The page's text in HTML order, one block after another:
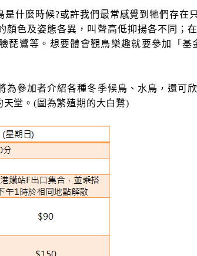
是什麼時候?或許我們最常感覺到牠們存在
顏色及姿態各異，叫聲高低抑揚各不同；
琵鷺等。想要體會觀鳥樂趣就要參加「
為參加者介紹各種冬季候鳥、水鳥，還可
堂。(圖為繁殖期的大白鷺)